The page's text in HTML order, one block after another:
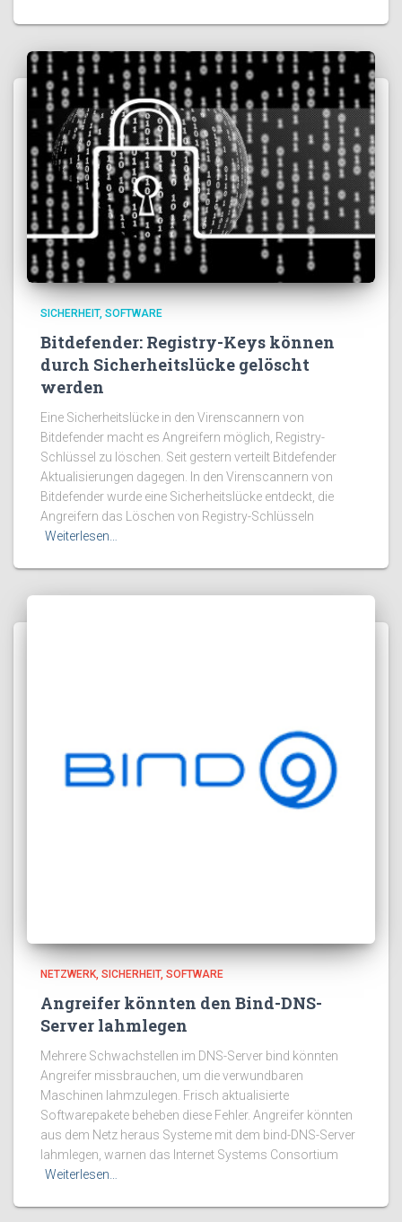
SICHERHEIT SOFTWARE
Bitdefender: Registry-Keys können
durch Sicherheitslücke gelöscht
werden
Eine Sicherheitslücke in den Virenscannern von
Bitdefender macht es Angreifern möglich, Registry-
Schlüssel zu löschen. Seit gestern verteilt Bitdefender
Aktualisierungen dagegen. In den Virenscannern von
Bitdefender wurde eine Sicherheitslücke entdeckt, die
Angreifern das Löschen von Registry-Schlüsseln
Weiterlesen…
NETZWERK SICHERHEIT SOFTWARE
Angreifer könnten den Bind-DNS-
Server lahmlegen
Mehrere Schwachstellen im DNS-Server bind könnten
Angreifer missbrauchen, um die verwundbaren
Maschinen lahmzulegen. Frisch aktualisierte
Softwarepakete beheben diese Fehler. Angreifer könnten
aus dem Netz heraus Systeme mit dem bind-DNS-Server
lahmlegen, warnen das Internet Systems Consortium
Weiterlesen…